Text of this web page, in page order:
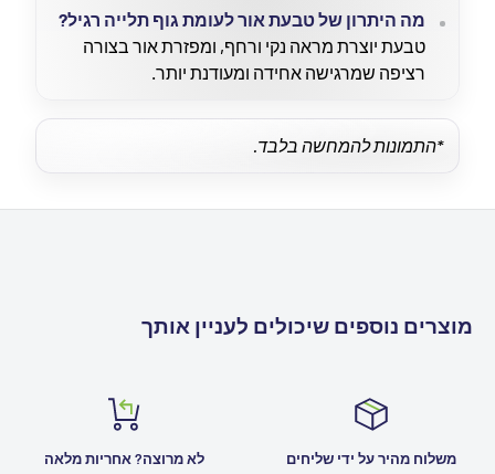
מה היתרון של טבעת אור לעומת גוף תלייה רגיל?
טבעת יוצרת מראה נקי ורחף, ומפזרת אור בצורה
רציפה שמרגישה אחידה ומעודנת יותר.
*התמונות להמחשה בלבד.
מוצרים נוספים שיכולים לעניין אותך
משלוח מהיר על ידי שליחים
לא מרוצה? אחריות מלאה